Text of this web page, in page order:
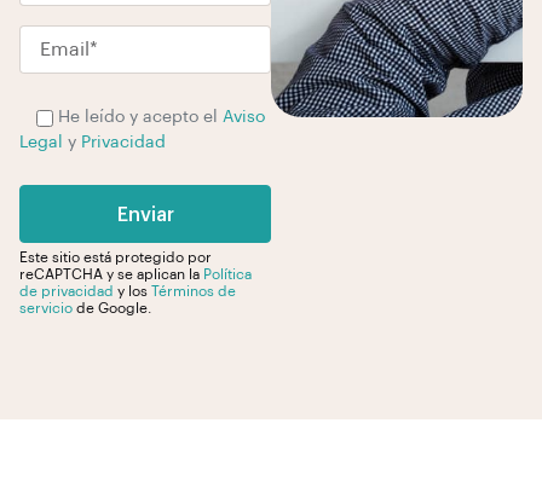
e
e
He leído y acepto el Aviso
Legal
y Privacidad
Este sitio está protegido por
reCAPTCHA y se aplican la Política
de privacidad y los Términos de
servicio de Google.